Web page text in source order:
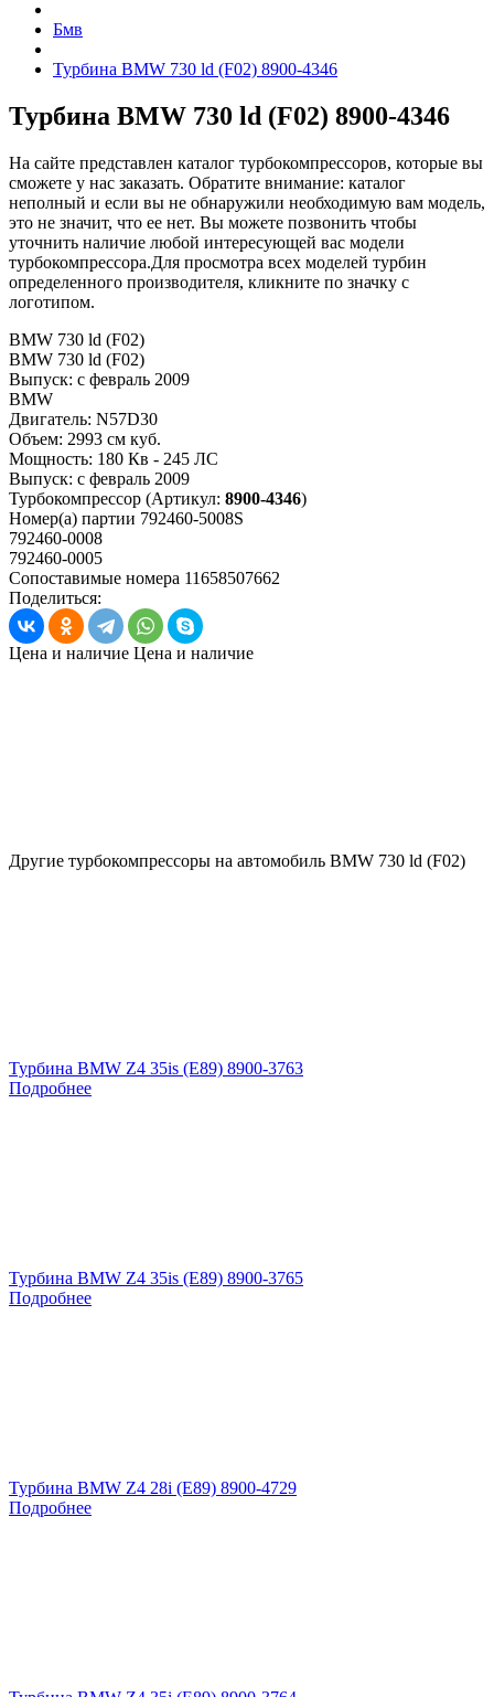
Бмв
Турбина BMW 730 ld (F02) 8900-4346
Турбина BMW 730 ld (F02) 8900-4346
На сайте представлен каталог турбокомпрессоров, которые вы
сможете у нас заказать. Обратите внимание: каталог
неполный и если вы не обнаружили необходимую вам модель,
это не значит, что ее нет. Вы можете позвонить чтобы
уточнить наличие любой интересующей вас модели
турбокомпрессора.Для просмотра всех моделей турбин
определенного производителя, кликните по значку с
логотипом.
BMW 730 ld (F02)
BMW 730 ld (F02)
Выпуск: с февраль 2009
BMW
Двигатель: N57D30
Объем: 2993 см куб.
Мощность: 180 Кв - 245 ЛС
Выпуск: с февраль 2009
Турбокомпрессор (Артикул: 8900-4346)
Номер(а) партии 792460-5008S
792460-0008
792460-0005
Сопоставимые номера 11658507662
Поделиться:
Цена и наличие Цена и наличие
Другие турбокомпрессоры на автомобиль BMW 730 ld (F02)
Турбина BMW Z4 35is (E89) 8900-3763
Подробнее
Турбина BMW Z4 35is (E89) 8900-3765
Подробнее
Турбина BMW Z4 28i (E89) 8900-4729
Подробнее